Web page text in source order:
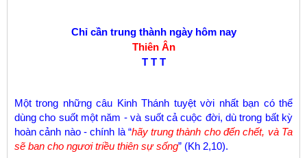
Chỉ cần trung thành ngày hôm nay
Thiên Ân
T T T
Một trong những câu Kinh Thánh tuyệt vời nhất bạn có thể
dùng cho suốt một năm - và suốt cả cuộc đời, dù trong bất kỳ
hoàn cảnh nào - chính là “hãy trung thành cho đến chết, và Ta
sẽ ban cho ngươi triều thiên sự sống” (Kh 2,10).